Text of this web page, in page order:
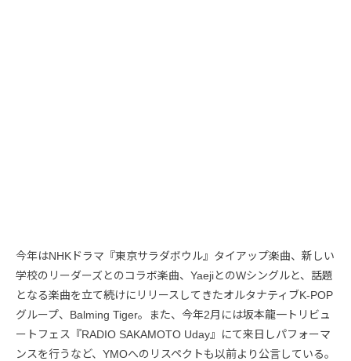
今年はNHKドラマ『東京サラダボウル』タイアップ楽曲、新しい
学校のリーダーズとのコラボ楽曲、YaejiとのWシングルと、話題
となる楽曲を立て続けにリリースしてきたオルタナティブK-POP
グループ、Balming Tiger。また、今年2月には坂本龍一トリビュ
ートフェス『RADIO SAKAMOTO Uday』にて来日しパフォーマ
ンスを行うなど、YMOへのリスペクトも以前より公言している。